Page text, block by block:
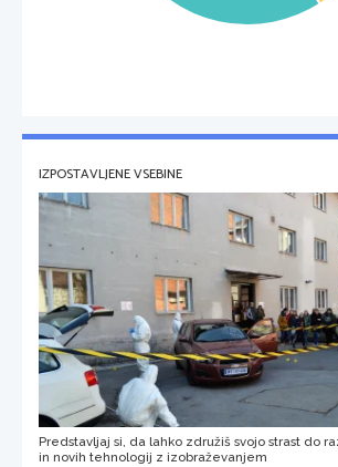
IZPOSTAVLJENE VSEBINE
Predstavljaj si, da lahko združiš svojo strast do
in novih tehnologij z izobraževanjem